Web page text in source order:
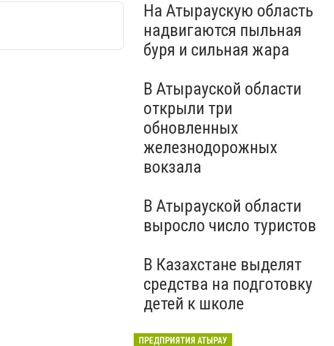
На Атыраускую область
надвигаются пыльная
буря и сильная жара
В Атырауской области
открыли три
обновленных
железнодорожных
вокзала
В Атырауской области
выросло число туристов
В Казахстане выделят
средства на подготовку
детей к школе
ПРЕДПРИЯТИЯ АТЫРАУ